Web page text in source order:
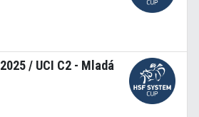
/ UCI C2 - Mladá